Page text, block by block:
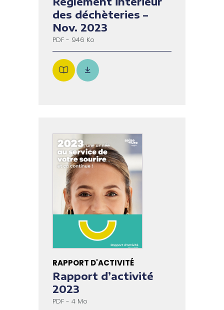
des déchèteries –
Nov. 2023
PDF - 946 Ko
RAPPORT D'ACTIVITÉ
Rapport d’activité
2023
PDF - 4 Mo